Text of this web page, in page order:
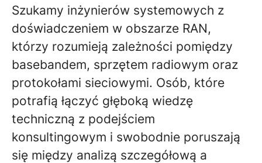
Szukamy inżynierów systemowych z
doświadczeniem w obszarze RAN,
którzy rozumieją zależności pomiędzy
basebandem, sprzętem radiowym oraz
protokołami sieciowymi. Osób, które
potrafią łączyć głęboką wiedzę
techniczną z podejściem
konsultingowym i swobodnie poruszają
się między analizą szczegółową a